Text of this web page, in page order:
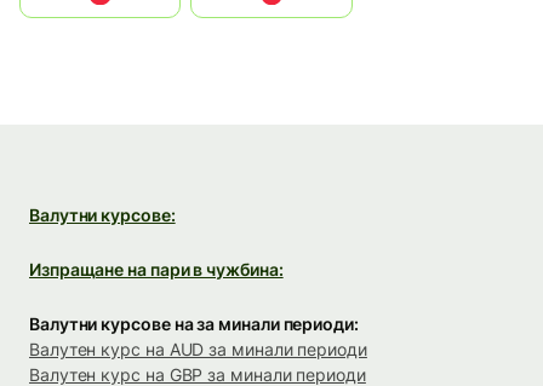
Валутни курсове:
Изпращане на пари в чужбина:
Валутни курсове на за минали периоди:
Валутен курс на AUD за минали периоди
Валутен курс на GBP за минали периоди